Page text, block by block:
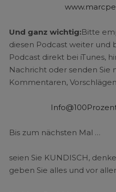
Und ganz wichtig:Bitte
diesen Podcast weiter und
Podcast direkt bei iTunes,
Nachricht oder senden Sie
Kommentaren,
Bis zum nächsten Mal …
seien Sie KUNDISCH,
geben Sie alles und vor